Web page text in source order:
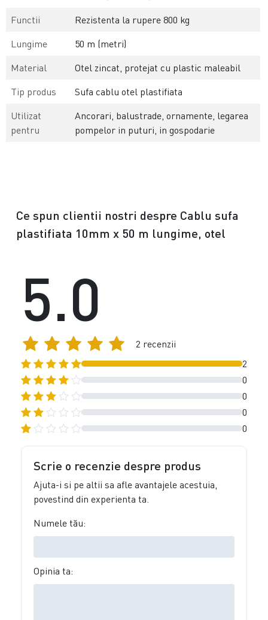
Functii
Rezistenta la rupere 800 kg
Lungime
50 m (metri)
Material
Otel zincat, protejat cu plastic maleabil
Tip produs
Sufa cablu otel plastifiata
Utilizat
pentru
Ancorari, balustrade, ornamente, legarea
pompelor in puturi, in gospodarie
Ce spun clientii nostri despre Cablu sufa
plastifiata 10mm x 50 m lungime, otel
2
0
0
0
0
5.0
2 recenzii
Scrie o recenzie despre produs
Ajuta-i si pe altii sa afle avantajele acestuia,
povestind din experienta ta.
Numele tău:
Opinia ta: